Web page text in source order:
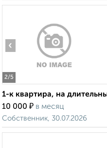
2/5
‹
1-к квартира, на
10 000 ₽ в месяц
Собственник, 30.07.2026